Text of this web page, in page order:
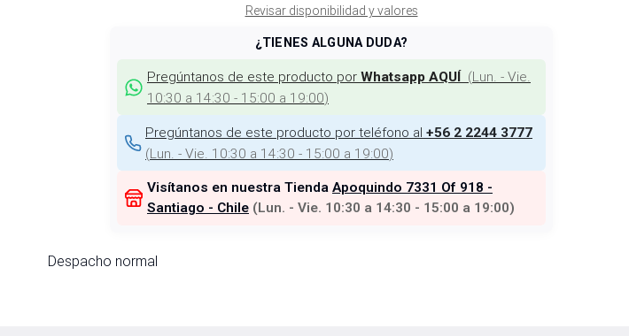
Revisar disponibilidad y valores
¿TIENES ALGUNA DUDA?
Pregúntanos de este producto por Whatsapp AQUÍ (Lun. - Vie.
10:30 a 14:30 - 15:00 a 19:00)
Pregúntanos de este producto por teléfono al +56 2 2244 3777
(Lun. - Vie. 10:30 a 14:30 - 15:00 a 19:00)
Visítanos en nuestra Tienda Apoquindo 7331 Of 918 -
Santiago - Chile (Lun. - Vie. 10:30 a 14:30 - 15:00 a 19:00)
Despacho normal